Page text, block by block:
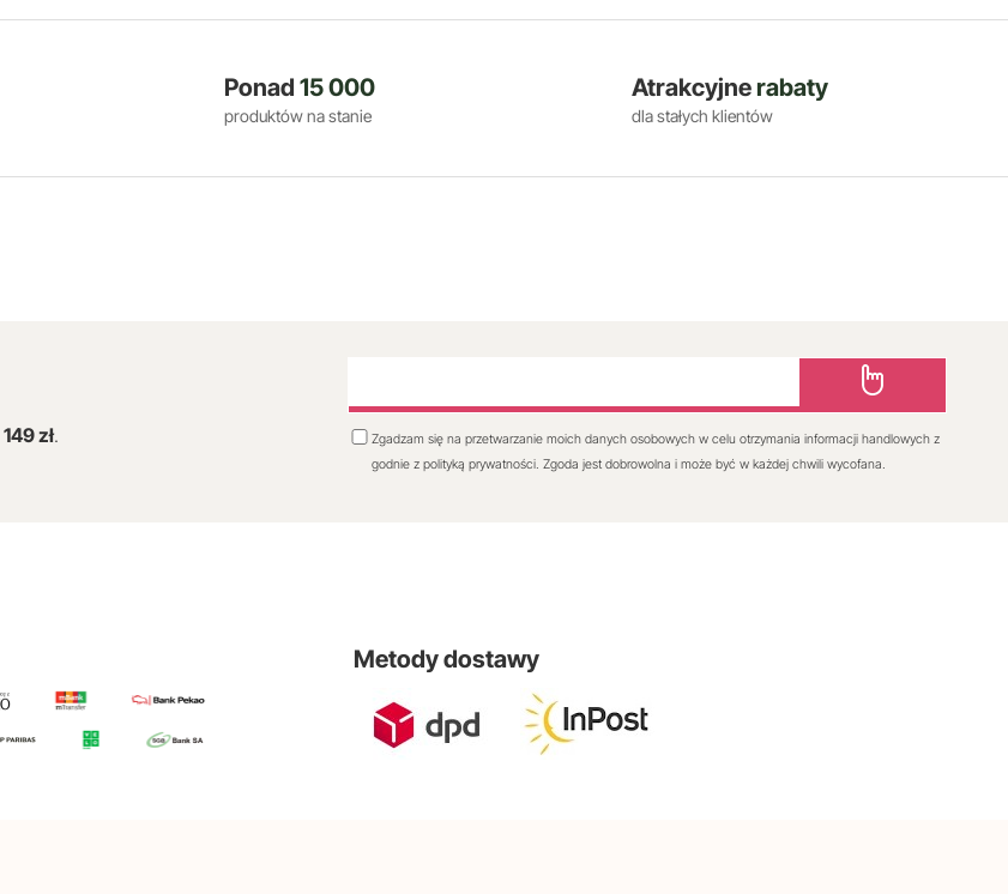
Ponad 15 000
produktów na stanie
Atrakcyjnerabaty
dla stałych klientów
149 zł.
Zgadzam się na przetwarzanie moich danych osobowych w celu otrzymania informacji handlowych z
godnie z polityką prywatności. Zgoda jest dobrowolna i może być w każdej chwili wycofana.
Metody dostawy